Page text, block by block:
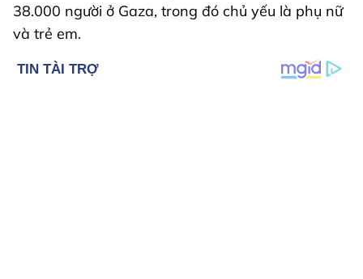
38.000 người ở Gaza, trong đó chủ yếu là phụ nữ
và trẻ em.